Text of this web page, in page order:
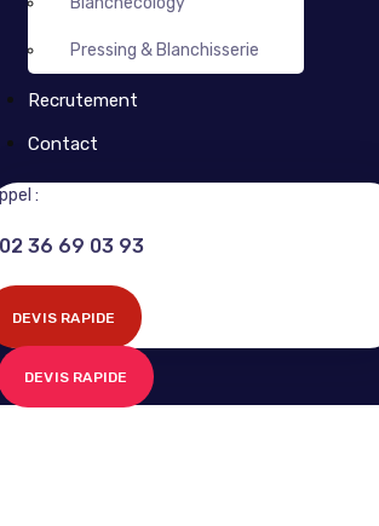
Pressing & Blanchisserie
Recrutement
Contact
:
02 36 69 03 93
DEVIS RAPIDE
DEVIS RAPIDE